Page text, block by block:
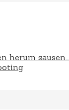
herum sausen…